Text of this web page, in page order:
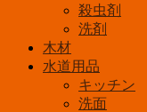
殺虫剤
洗剤
木材
水道用品
キッチン
洗面